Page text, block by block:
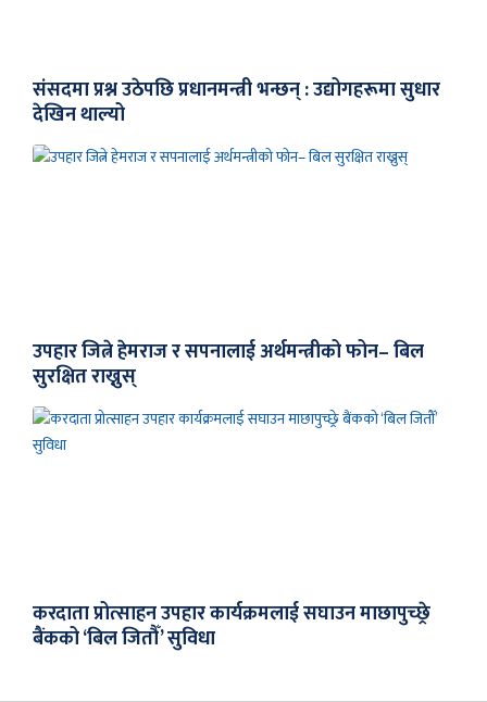
संसदमा प्रश्न उठेपछि प्रधानमन्त्री भन्छन् : उद्योगहरूमा सुधार
देखिन थाल्यो
उपहार जित्ने हेमराज र सपनालाई अर्थमन्त्रीको फोन– बिल
सुरक्षित राख्नुस्
करदाता प्रोत्साहन उपहार कार्यक्रमलाई सघाउन माछापुच्छ्रे
बैंकको ‘बिल जितौँ’ सुविधा